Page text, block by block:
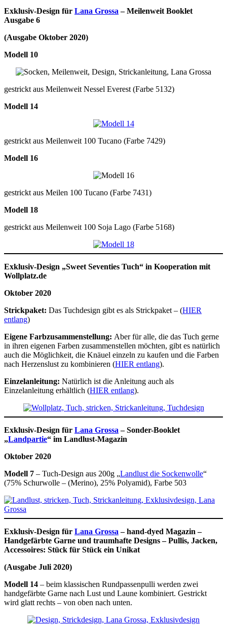
Exklusiv-Design für Lana Grossa– Meilenweit Booklet
Ausgabe 6
(Ausgabe Oktober 2020)
Modell 10
gestrickt aus Meilenweit Nessel Everest (Farbe 5132)
Modell 14
gestrickt aus Meilenweit 100 Tucano (Farbe 7429)
Modell 16
gestrickt aus Meilen 100 Tucano (Farbe 7431)
Modell 18
gestrickt aus Meilenweit 100 Soja Lago (Farbe 5168)
Exklusiv-Design „Sweet Seventies Tuch“ in Kooperation mit
Wollplatz.de
Oktober 2020
Strickpaket: Das Tuchdesign gibt es als Strickpaket – (HIER
entlang)
Eigene Farbzusammenstellung: Aber für alle, die das Tuch gerne
in ihren eigenen Farben zusammenstellen möchten, gibt es natürlich
auch die Möglichkeit, die Knäuel einzeln zu kaufen und die Farben
nach Herzenslust zu kombinieren (HIER entlang).
Einzelanleitung: Natürlich ist die Anleitung auch als
Einzelanleitung erhältlich (HIER entlang).
Exklusiv-Design für Lana Grossa– Sonder-Booklet
„Landpartie“ im Landlust-Magazin
Oktober 2020
Modell 7 – Tuch-Design aus 200g „Landlust die Sockenwolle“
(75% Schurwolle – (Merino), 25% Polyamid), Farbe 503
Exklusiv-Design für Lana Grossa– hand-dyed Magazin –
Handgefärbte Garne und traumhafte Designs – Pullis, Jacken,
Accessoires: Stück für Stück ein Unikat
(Ausgabe Juli 2020)
Modell 14 – beim klassischen Rundpassenpulli werden zwei
handgefärbte Garne nach Lust und Laune kombiniert. Gestrickt
wird glatt rechts – von oben nach unten.